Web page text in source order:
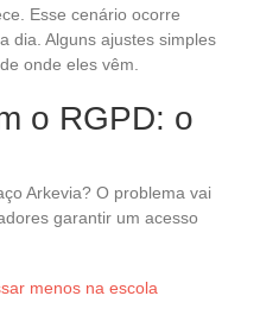
Esse cenário ocorre
dia. Alguns ajustes simples
onde eles vêm.
o RGPD: o
Arkevia? O problema vai
garantir um acesso
menos na escola